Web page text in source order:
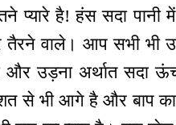
प्यारे है! हंस सदा पानी
वाले। आप सभी भी
उड़ना अर्थात सदा
से भी आगे है और बाप